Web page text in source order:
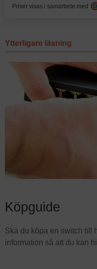
Priser visas i samarbete med
Ytterligare läsning
Köpguide
Ska du köpa en switch till
information så att du kan